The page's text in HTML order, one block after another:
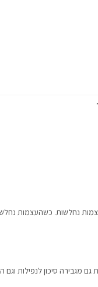
נחלשות. כשהעצמות
מגבירה סיכון לנפילות